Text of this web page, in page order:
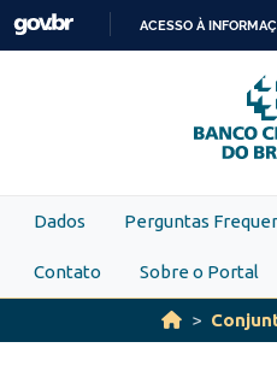
Skip to main content
ACESSO À
Dados Perguntas
Contato Sobre o Portal